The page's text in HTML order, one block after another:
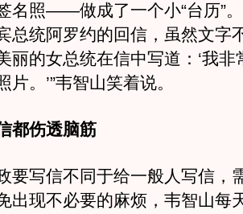
名照——做成了一个小“台历”
总统阿罗约的回信，虽然文字
丽的女总统在信中写道：‘我非
。’”韦智山笑着说。
伤透脑筋
写信不同于给一般人写信，
出现不必要的麻烦，韦智山每